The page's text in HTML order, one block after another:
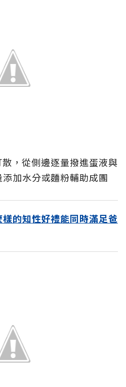
，從側邊逐量撥進蛋液與
加水分或麵粉輔助成團
的知性好禮能同時滿足爸